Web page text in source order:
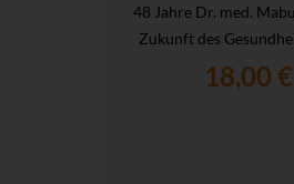
48 Jahre Dr. med.
Zukunft des
18,00 €